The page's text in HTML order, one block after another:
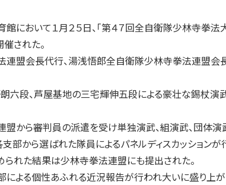
において１月２５日、「第４７回全自衛隊少林寺拳
された。
盟会長代行、湯浅悟郎全自衛隊少林寺拳法連盟会
六段、芦屋基地の三宅輝伸五段による豪壮な錫杖演
から審判員の派遣を受け単独演武、組演武、団体演
部から選ばれた隊員によるパネルディスカッション
られた結果は少林寺拳法連盟にも提出された。
よる個性あふれる近況報告が行われ大いに盛り上